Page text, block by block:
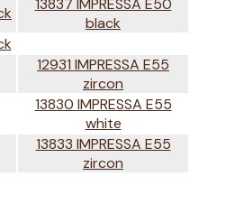
black
12931 IMPRESSA E55
zircon
13830 IMPRESSA E55
white
13833 IMPRESSA E55
zircon